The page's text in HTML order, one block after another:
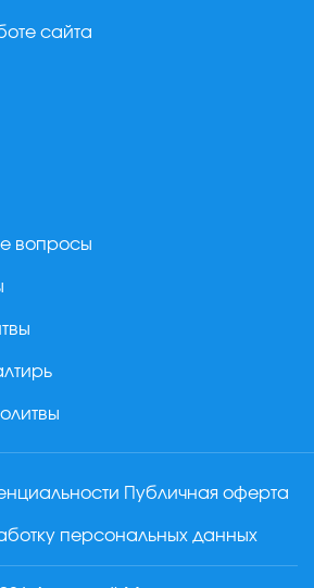
сайта
вопросы
Публичная оферта
персональных данных